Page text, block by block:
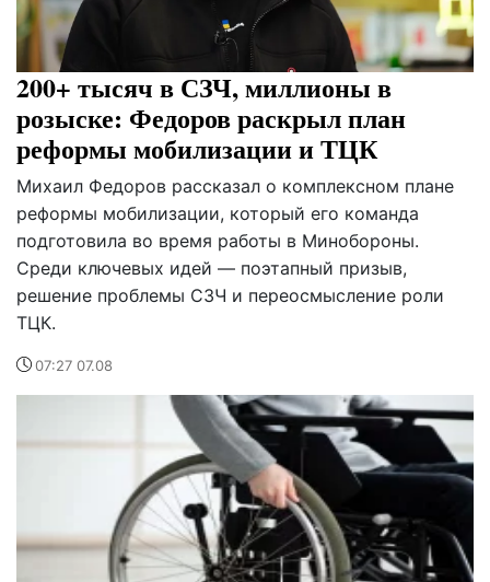
200+ тысяч в СЗЧ, миллионы в
розыске: Федоров раскрыл план
реформы мобилизации и ТЦК
Михаил Федоров рассказал о комплексном плане
реформы мобилизации, который его команда
подготовила во время работы в Минобороны.
Среди ключевых идей — поэтапный призыв,
решение проблемы СЗЧ и переосмысление роли
ТЦК.
07:27 07.08